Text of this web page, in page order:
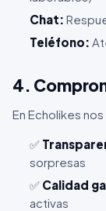
Chat:
Teléfono:
4.
En Echolikes
✅
sorpresas
✅ Calidad
activas